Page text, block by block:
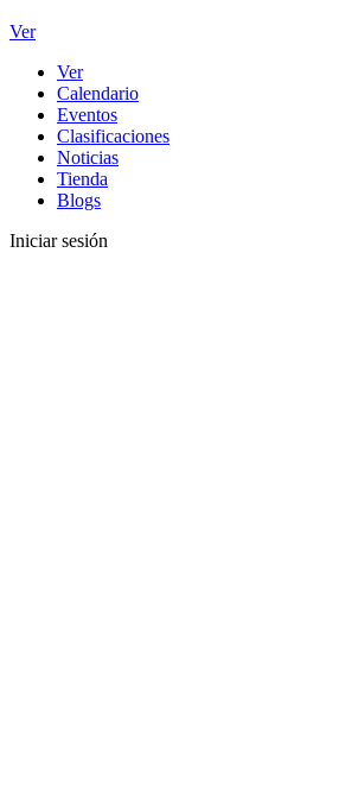
Ver
Ver
Calendario
Eventos
Clasificaciones
Noticias
Tienda
Blogs
Iniciar sesión